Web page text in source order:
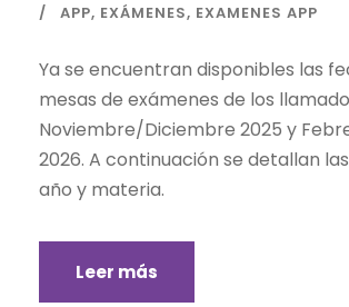
APP, EXÁMENES, EXAMENES APP
Ya se encuentran disponibles las
mesas de exámenes de los
Noviembre/Diciembre 2025 y
2026. A continuación se detallan
año y materia.
Leer más